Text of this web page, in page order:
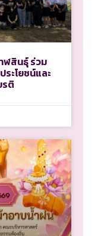
ฬสินธุ์ ร่วม
ะโยชน์และ
ติ